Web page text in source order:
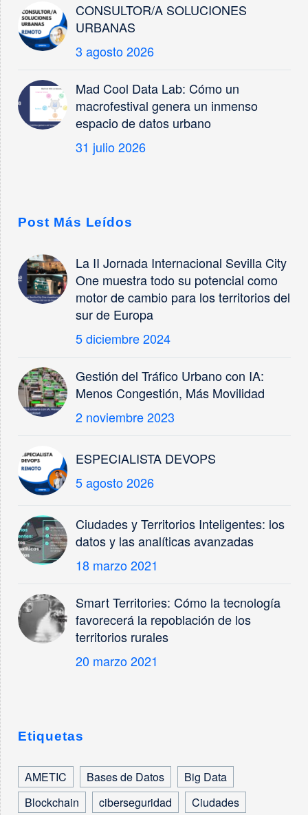
CONSULTOR/A SOLUCIONES
URBANAS
3 agosto 2026
Mad Cool Data Lab: Cómo un
macrofestival genera un inmenso
espacio de datos urbano
31 julio 2026
Post Más Leídos
La II Jornada Internacional Sevilla City
One muestra todo su potencial como
motor de cambio para los territorios del
sur de Europa
5 diciembre 2024
Gestión del Tráfico Urbano con IA:
Menos Congestión, Más Movilidad
2 noviembre 2023
ESPECIALISTA DEVOPS
5 agosto 2026
Ciudades y Territorios Inteligentes: los
datos y las analíticas avanzadas
18 marzo 2021
Smart Territories: Cómo la tecnología
favorecerá la repoblación de los
territorios rurales
20 marzo 2021
Etiquetas
AMETIC Bases de Datos
Big Data
Blockchain
ciberseguridad Ciudades